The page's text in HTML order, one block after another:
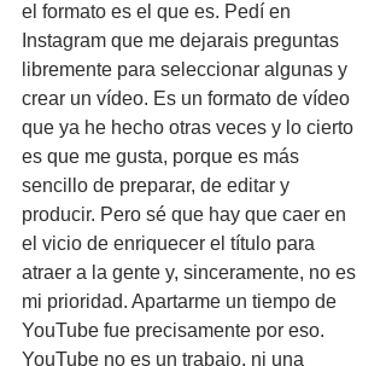
el formato es el que es. Pedí en
Instagram que me dejarais preguntas
libremente para seleccionar algunas y
crear un vídeo. Es un formato de vídeo
que ya he hecho otras veces y lo cierto
es que me gusta, porque es más
sencillo de preparar, de editar y
producir. Pero sé que hay que caer en
el vicio de enriquecer el título para
atraer a la gente y, sinceramente, no es
mi prioridad. Apartarme un tiempo de
YouTube fue precisamente por eso.
YouTube no es un trabajo, ni una